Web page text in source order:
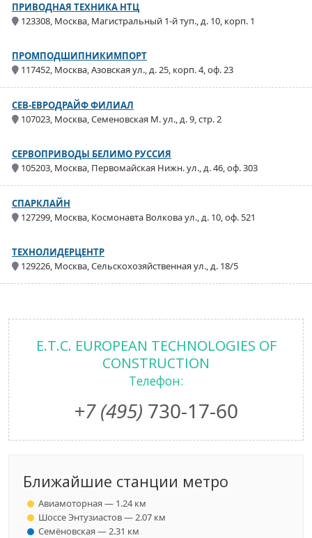
ПРИВОДНАЯ ТЕХНИКА НТЦ
123308, Москва, Магистральный 1-й туп., д. 10, корп. 1
ПРОМПОДШИПНИКИМПОРТ
117452, Москва, Азовская ул., д. 25, корп. 4, оф. 23
СЕВ-ЕВРОДРАЙФ ФИЛИАЛ
107023, Москва, Семеновская М. ул., д. 9, стр. 2
СЕРВОПРИВОДЫ БЕЛИМО РУССИЯ
105203, Москва, Первомайская Нижн. ул., д. 46, оф. 303
СПАРКЛАЙН
127299, Москва, Космонавта Волкова ул., д. 10, оф. 521
ТЕХНОЛИДЕРЦЕНТР
129226, Москва, Сельскохозяйственная ул., д. 18/5
E.T.C. EUROPEAN TECHNOLOGIES OF
CONSTRUCTION
Телефон:
+7 (495) 730-17-60
Ближайшие станции метро
Авиамоторная — 1.24 км
Шоссе Энтузиастов — 2.07 км
Семёновская — 2.31 км